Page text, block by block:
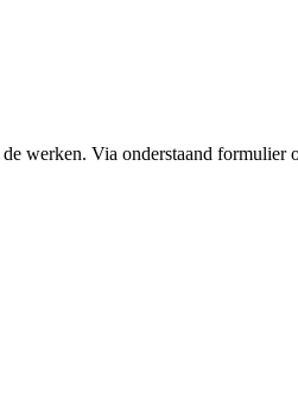
werken. Via onderstaand